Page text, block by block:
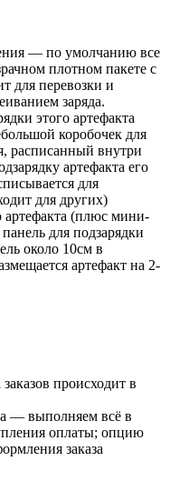
— по умолчанию все
плотном пакете с
для перевозки и
заряда.
этого артефакта
коробочек для
расписанный внутри
артефакта его
для
для других)
артефакта (плюс мини-
для подзарядки
около 10см в
артефакт на 2-
происходит в
— выполняем всё в
оплаты; опцию
заказа